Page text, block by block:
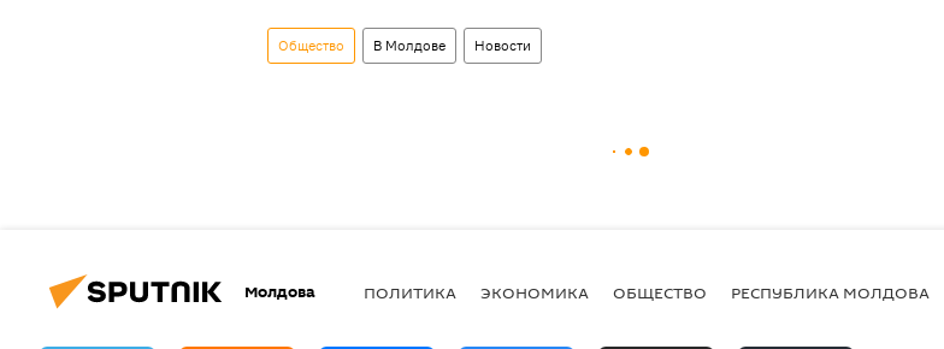
Общество В Молдове Новости
Молдова ПОЛИТИКА ЭКОНОМИКА ОБЩЕСТВО РЕСПУБЛИКА МОЛДОВА